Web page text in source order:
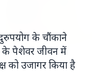
19 May 2026
नियमित रूप से 50,000
के चौंकाने
के पेशेवर जीवन में
को उजागर किया है